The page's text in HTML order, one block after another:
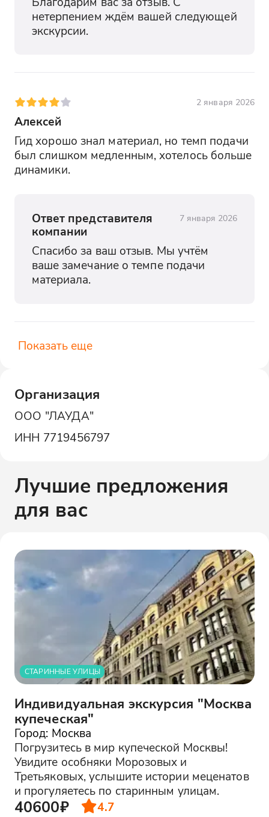
нетерпением ждём вашей следующей
экскурсии.
2 января 2026
Алексей
Гид хорошо знал материал, но темп подачи
был слишком медленным, хотелось больше
динамики.
Ответ представителя
компании
7 января 2026
Спасибо за ваш отзыв. Мы учтём
ваше замечание о темпе подачи
материала.
Показать еще
Организация
ООО "ЛАУДА"
ИНН 7719456797
Лучшие предложения
для вас
СТАРИННЫЕ УЛИЦЫ
Индивидуальная экскурсия "Москва
купеческая"
Город: Москва
Погрузитесь в мир купеческой Москвы!
Увидите особняки Морозовых и
Третьяковых, услышите истории меценатов
и прогуляетесь по старинным улицам.
40600₽ 4.7